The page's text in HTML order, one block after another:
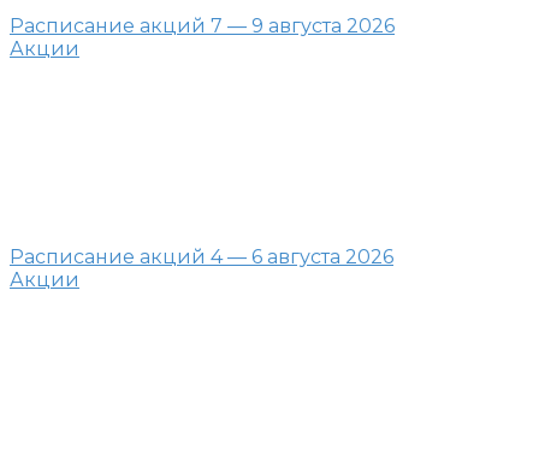
Расписание акций 7 — 9 августа 2026
Акции
Расписание акций 4 — 6 августа 2026
Акции